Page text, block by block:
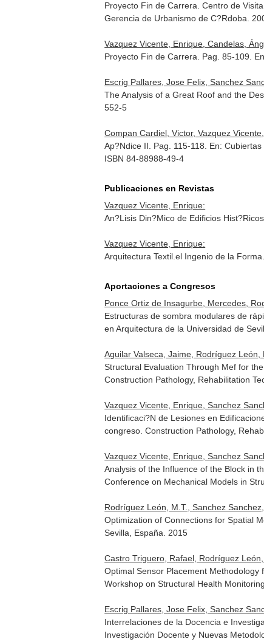
Proyecto Fin de Carrera. Centro de
Gerencia de Urbanismo de C?Rdoba.
Vazquez Vicente, Enrique, Candelas,
Proyecto Fin de Carrera. Pag. 85-109.
Escrig Pallares, Jose Felix, Sanchez
The Analysis of a Great Roof and the
552-5
Compan Cardiel, Victor, Vazquez
Ap?Ndice II. Pag. 115-118. En:
ISBN 84-88988-49-4
Publicaciones en Revistas
Vazquez Vicente, Enrique:
An?Lisis Din?Mico de Edificios Hist?Ricos.
Vazquez Vicente, Enrique:
Arquitectura Textil.el Ingenio de la Forma.
Aportaciones a Congresos
Ponce Ortiz de Insagurbe, Mercedes,
Estructuras de sombra modulares de
en Arquitectura de la Universidad de
Aguilar Valseca, Jaime, Rodríguez
Structural Evaluation Through Mef for
Construction Pathology, Rehabilitation
Vazquez Vicente, Enrique, Sanchez
Identificaci?N de Lesiones en
congreso. Construction Pathology,
Vazquez Vicente, Enrique, Sanchez
Analysis of the Influence of the Block in
Conference on Mechanical Models in
Rodríguez León, M.T., Sanchez
Optimization of Connections for Spatial
Sevilla, España. 2015
Castro Triguero, Rafael, Rodríguez
Optimal Sensor Placement
Workshop on Structural Health
Escrig Pallares, Jose Felix, Sanchez
Interrelaciones de la Docencia e
Investigación Docente y Nuevas